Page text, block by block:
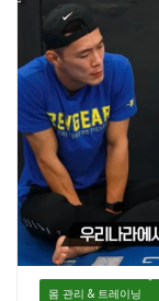
몸 관리 & 트레이닝